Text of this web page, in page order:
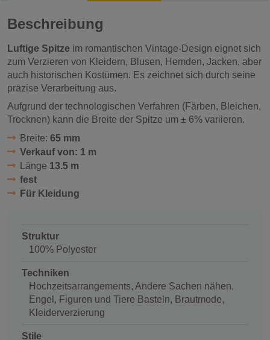
Beschreibung
Luftige Spitze im romantischen Vintage-Design eignet sich
zum Verzieren von Kleidern, Blusen, Hemden, Jacken, aber
auch historischen Kostümen. Es zeichnet sich durch seine
präzise Verarbeitung aus.
Aufgrund der technologischen Verfahren (Färben, Bleichen,
Trocknen) kann die Breite der Spitze um ± 6% variieren.
Breite: 65 mm
Verkauf von: 1 m
Länge 13.5 m
fest
Für Kleidung
Struktur
100% Polyester
Techniken
Hochzeitsarrangements, Andere Sachen nähen,
Engel, Figuren und Tiere Basteln, Brautmode,
Kleiderverzierung
Stile